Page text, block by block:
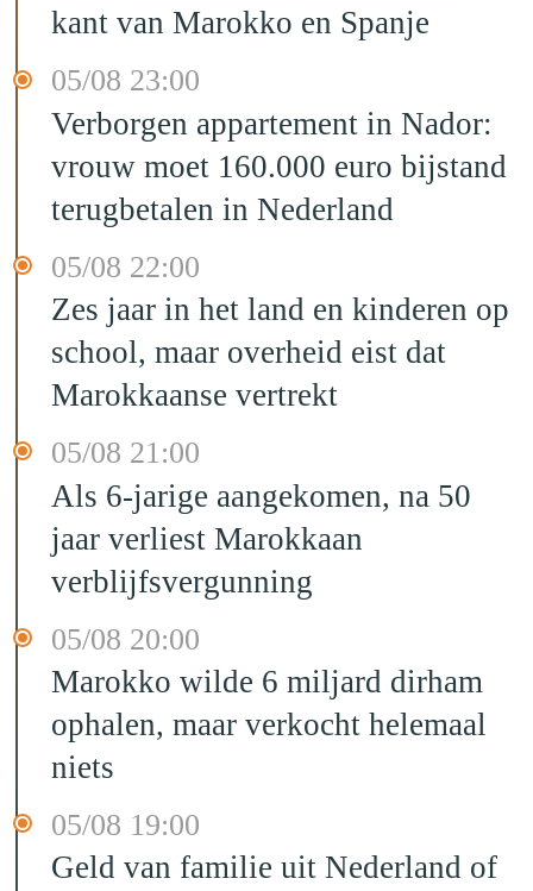
kant van Marokko en Spanje
05/08 23:00
Verborgen appartement in Nador:
vrouw moet 160.000 euro bijstand
terugbetalen in Nederland
05/08 22:00
Zes jaar in het land en kinderen op
school, maar overheid eist dat
Marokkaanse vertrekt
05/08 21:00
Als 6-jarige aangekomen, na 50
jaar verliest Marokkaan
verblijfsvergunning
05/08 20:00
Marokko wilde 6 miljard dirham
ophalen, maar verkocht helemaal
niets
05/08 19:00
Geld van familie uit Nederland of